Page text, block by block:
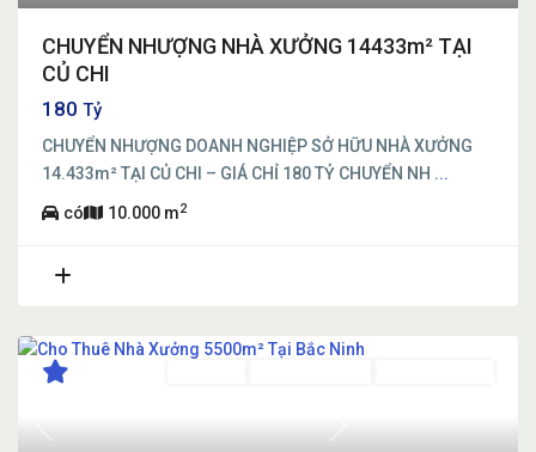
CHUYỂN NHƯỢNG NHÀ XƯỞNG 14433m² TẠI
CỦ CHI
180 Tỷ
CHUYỂN NHƯỢNG DOANH NGHIỆP SỞ HỮU NHÀ XƯỞNG
14.433m² TẠI CỦ CHI – GIÁ CHỈ 180 TỶ CHUYỂN NH ...
có 10.000 m2
Previous Next